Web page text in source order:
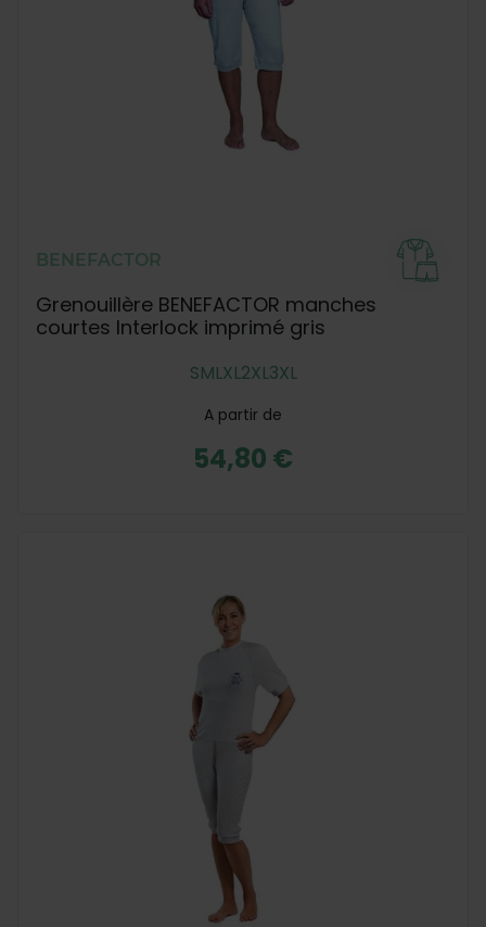
BENEFACTOR
Grenouillère BENEFACTOR manches
courtes Interlock imprimé gris
SMLXL2XL3XL
A partir de
54,80 €